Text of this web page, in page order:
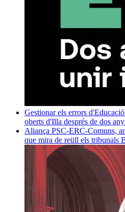
Gestionar els errors
oberts d'Illa després de dos
Aliança PSC-ERC-Comuns,
que mira de reüll els tribunals